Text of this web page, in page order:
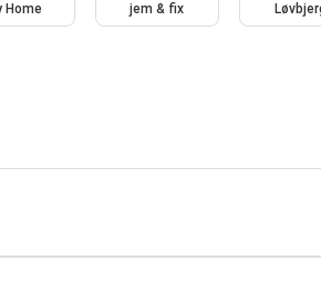
Home jem & fix